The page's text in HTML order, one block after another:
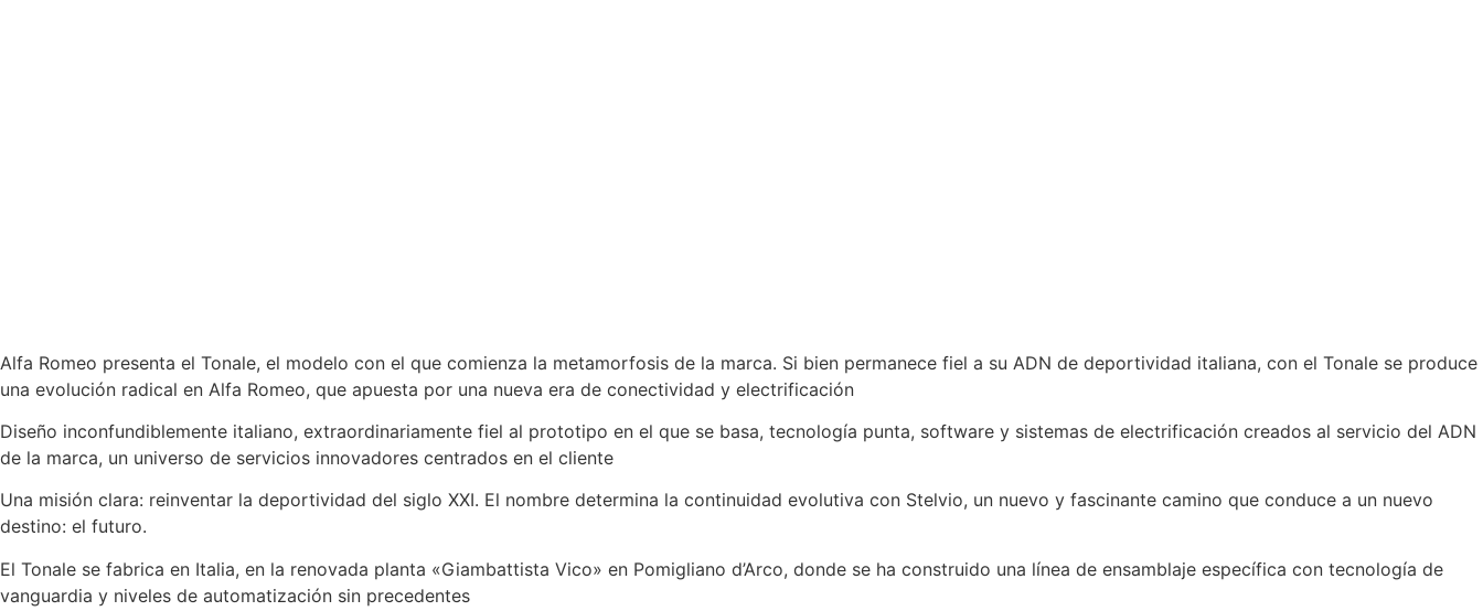
Alfa Romeo presenta el Tonale, el modelo con el que comienza la metamorfosis de la marca. Si bien permanece fiel a su ADN de deportividad italiana, con el Tonale se produce
una evolución radical en Alfa Romeo, que apuesta por una nueva era de conectividad y electrificación
Diseño inconfundiblemente italiano, extraordinariamente fiel al prototipo en el que se basa, tecnología punta, software y sistemas de electrificación creados al servicio del ADN
de la marca, un universo de servicios innovadores centrados en el cliente
Una misión clara: reinventar la deportividad del siglo XXI. El nombre determina la continuidad evolutiva con Stelvio, un nuevo y fascinante camino que conduce a un nuevo
destino: el futuro.
El Tonale se fabrica en Italia, en la renovada planta «Giambattista Vico» en Pomigliano d’Arco, donde se ha construido una línea de ensamblaje específica con tecnología de
vanguardia y niveles de automatización sin precedentes